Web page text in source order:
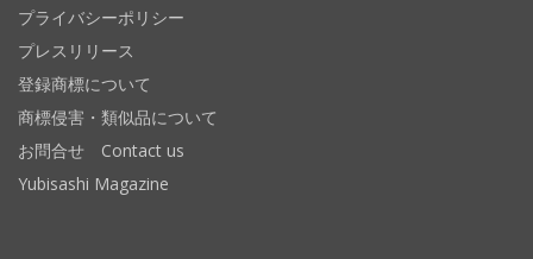
プライバシーポリシー
プレスリリース
登録商標について
商標侵害・類似品について
お問合せ Contact us
Yubisashi Magazine